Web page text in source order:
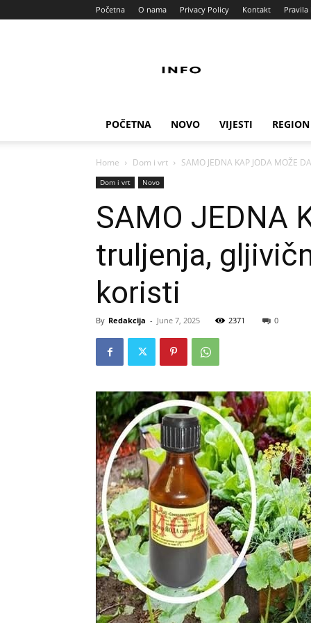
Početna O nama Privacy Policy Kontakt
POČETNA NOVO VIJESTI REGION
Home Dom i vrt SAMO JEDNA KAP JODA MOŽE
Dom i vrt Novo
SAMO JEDNA
truljenja,
koristi
By Redakcija - June 7, 2025 2371 0